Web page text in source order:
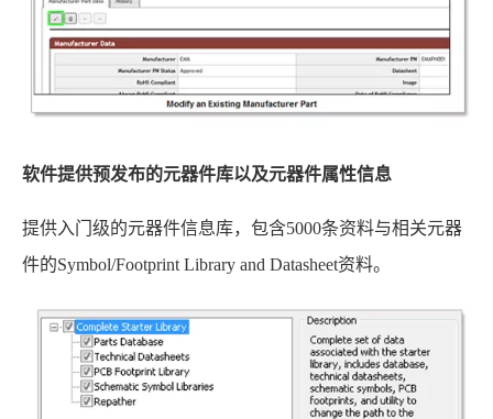
软件提供预发布的元器件库以及元器件属性信息
提供入门级的元器件信息库，包含5000条资料与相关元器
件的Symbol/Footprint Library and Datasheet资料。